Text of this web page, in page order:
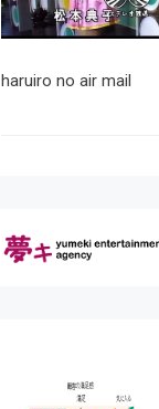
haruiro no air mail